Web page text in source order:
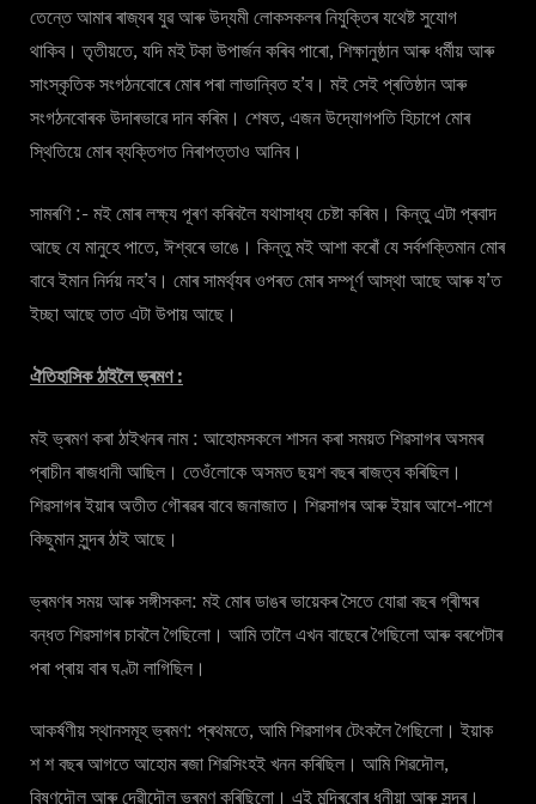
তেন্তে আমাৰ ৰাজ্যৰ যুৱ আৰু উদ্যমী লোকসকলৰ নিযুক্তিৰ যথেষ্ট সুযোগ
থাকিব। তৃতীয়তে, যদি মই টকা উপাৰ্জন কৰিব পাৰো, শিক্ষানুষ্ঠান আৰু ধৰ্মীয় আৰু
সাংস্কৃতিক সংগঠনবোৰে মোৰ পৰা লাভান্বিত হ’ব। মই সেই প্ৰতিষ্ঠান আৰু
সংগঠনবোৰক উদাৰভাৱে দান কৰিম। শেষত, এজন উদ্যোগপতি হিচাপে মোৰ
স্থিতিয়ে মোৰ ব্যক্তিগত নিৰাপত্তাও আনিব।
সামৰণি :- মই মোৰ লক্ষ্য পূৰণ কৰিবলৈ যথাসাধ্য চেষ্টা কৰিম। কিন্তু এটা প্ৰবাদ
আছে যে মানুহে পাতে, ঈশ্বৰে ভাঙে। কিন্তু মই আশা কৰোঁ যে সৰ্বশক্তিমান মোৰ
বাবে ইমান নিৰ্দয় নহ’ব। মোৰ সামৰ্থ্যৰ ওপৰত মোৰ সম্পূৰ্ণ আস্থা আছে আৰু য’ত
ইচ্ছা আছে তাত এটা উপায় আছে।
ঐতিহাসিক ঠাইলৈ ভ্ৰমণ :
মই ভ্ৰমণ কৰা ঠাইখনৰ নাম : আহোমসকলে শাসন কৰা সময়ত শিৱসাগৰ অসমৰ
প্ৰাচীন ৰাজধানী আছিল। তেওঁলোকে অসমত ছয়শ বছৰ ৰাজত্ব কৰিছিল।
শিৱসাগৰ ইয়াৰ অতীত গৌৰৱৰ বাবে জনাজাত। শিৱসাগৰ আৰু ইয়াৰ আশে-পাশে
কিছুমান সুন্দৰ ঠাই আছে।
ভ্ৰমণৰ সময় আৰু সঙ্গীসকল: মই মোৰ ডাঙৰ ভায়েকৰ সৈতে যোৱা বছৰ গ্ৰীষ্মৰ
বন্ধত শিৱসাগৰ চাবলৈ গৈছিলো। আমি তালৈ এখন বাছেৰে গৈছিলো আৰু বৰপেটাৰ
পৰা প্ৰায় বাৰ ঘণ্টা লাগিছিল।
আকৰ্ষণীয় স্থানসমূহ ভ্ৰমণ: প্ৰথমতে, আমি শিৱসাগৰ টেংকলৈ গৈছিলো। ইয়াক
শ শ বছৰ আগতে আহোম ৰজা শিৱসিংহই খনন কৰিছিল। আমি শিৱদৌল,
বিষ্ণুদৌল আৰু দেৱীদৌল ভ্ৰমণ কৰিছিলো। এই মন্দিৰবোৰ ধুনীয়া আৰু সুন্দৰ।